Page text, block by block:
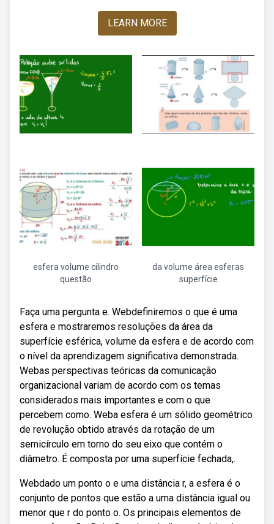
LEARN MORE
esfera volume cilindro
questão
da volume área esferas
superfície
Faça uma pergunta e. Webdefiniremos o que é uma
esfera e mostraremos resoluções da área da
superfície esférica, volume da esfera e de acordo com
o nível da aprendizagem significativa demonstrada.
Webas perspectivas teóricas da comunicação
organizacional variam de acordo com os temas
considerados mais importantes e com o que
percebem como. Weba esfera é um sólido geométrico
de revolução obtido através da rotação de um
semicírculo em torno do seu eixo que contém o
diâmetro. É composta por uma superfície fechada,.
Webdado um ponto o e uma distância r, a esfera é o
conjunto de pontos que estão a uma distância igual ou
menor que r do ponto o. Os principais elementos de